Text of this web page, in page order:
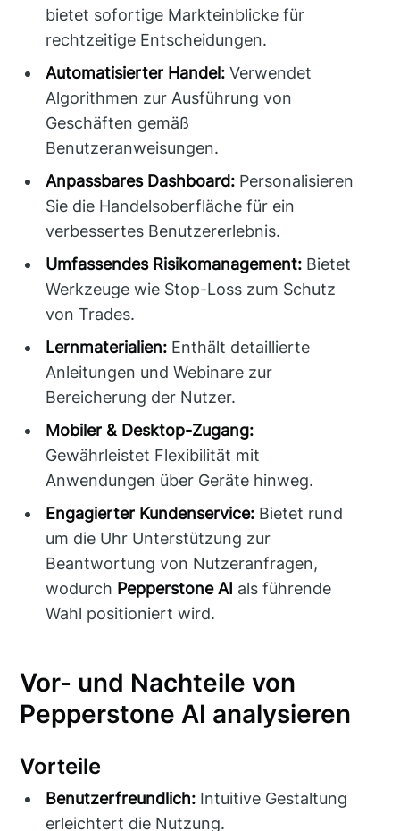
bietet sofortige Markteinblicke für
rechtzeitige Entscheidungen.
Automatisierter Handel: Verwendet
Algorithmen zur Ausführung von
Geschäften gemäß
Benutzeranweisungen.
Anpassbares Dashboard: Personalisieren
Sie die Handelsoberfläche für ein
verbessertes Benutzererlebnis.
Umfassendes Risikomanagement: Bietet
Werkzeuge wie Stop-Loss zum Schutz
von Trades.
Lernmaterialien: Enthält detaillierte
Anleitungen und Webinare zur
Bereicherung der Nutzer.
Mobiler & Desktop-Zugang:
Gewährleistet Flexibilität mit
Anwendungen über Geräte hinweg.
Engagierter Kundenservice: Bietet rund
um die Uhr Unterstützung zur
Beantwortung von Nutzeranfragen,
wodurch Pepperstone AI als führende
Wahl positioniert wird.
Vor- und Nachteile von
Pepperstone AI analysieren
Vorteile
Benutzerfreundlich: Intuitive Gestaltung
erleichtert die Nutzung.